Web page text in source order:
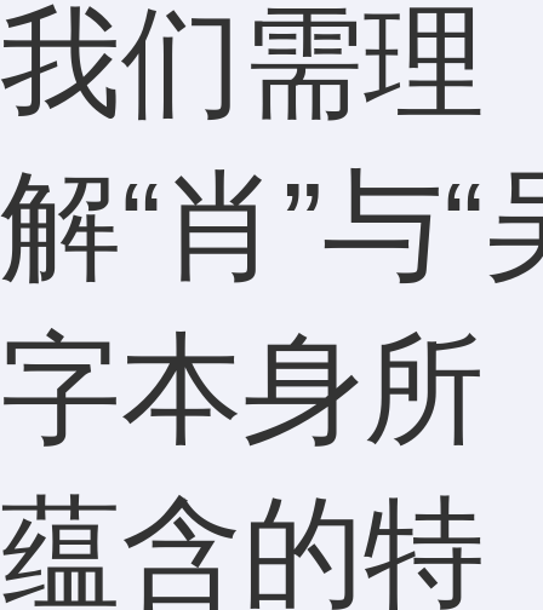
我们需理
解“肖”与“
字本身所
蕴含的特